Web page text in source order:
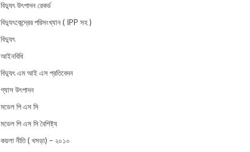
বিদ্যুৎ উৎপাদন রেকর্ড
বিদ্যুৎকেন্দ্রের পরিসংখ্যান ( IPP সহ )
বিদ্যুৎ
আইনবিধি
বিদ্যুৎ এম আই এস প্রতিবেদন
গ্যাস উৎপাদন
মডেল পি এস সি
মডেল পি এস সি বৈশিষ্ট্য
কয়লা নীতি ( খসড়া) – ২০১০